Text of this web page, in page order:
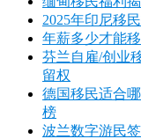
2025年印尼移
年薪多少才能
芬兰自雇/创业
留权
德国移民适合
榜
波兰数字游民